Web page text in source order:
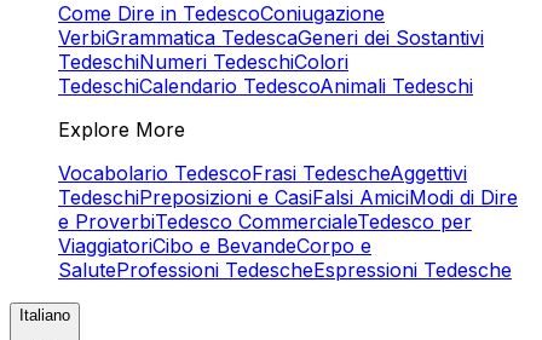
Come Dire in TedescoConiugazione
VerbiGrammatica TedescaGeneri dei Sostantivi
TedeschiNumeri TedeschiColori
TedeschiCalendario TedescoAnimali Tedeschi
Explore More
Vocabolario TedescoFrasi TedescheAggettivi
TedeschiPreposizioni e CasiFalsi AmiciModi di Dire
e ProverbiTedesco CommercialeTedesco per
ViaggiatoriCibo e BevandeCorpo e
SaluteProfessioni TedescheEspressioni Tedesche
Italiano